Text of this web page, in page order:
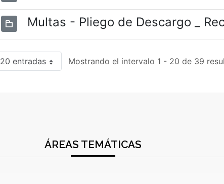
Multas - Pliego de Descargo _
20 entradas Mostrando el intervalo 1 - 20 de 39
ÁREAS TEMÁTICAS